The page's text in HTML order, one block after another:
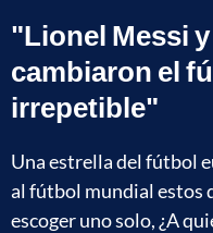
"Lionel Messi
cambiaron el
irrepetible"
Una estrella del fútbol
al fútbol mundial estos
escoger uno solo, ¿A